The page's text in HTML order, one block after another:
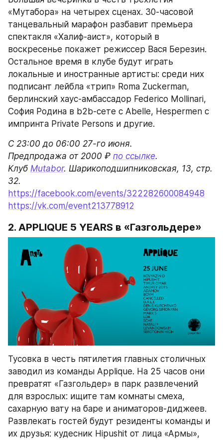
«Мутабора» на четырех сценах. 30-часовой
танцевальный марафон разбавит премьера
спектакля «Халиф-аист», который в
воскресенье покажет режиссер Вася Березин.
Остальное время в клубе будут играть
локальные и иностранные артисты: среди них
подписант лейбла «трип» Roma Zuckerman,
берлинский хаус-амбассадор Federico Mollinari,
София Родина в b2b-сете с Abelle, Hespermen с
импринта Private Persons и другие.
С 23:00 до 06:00 27-го июня.
Предпродажа от 2000 ₽ по ссылке.
Клуб Mutabor. Шарикоподшипниковская, 13, стр.
https://facebook.com/events/322282600084948
https://vk.com/event213778912
2. APPLIQUE 5 YEARS в «Газгольдере»
Тусовка в честь пятилетия главных столичных
заводил из команды Applique. На 25 часов они
превратят «Газгольдер» в парк развлечений
для взрослых: ищите там комнаты смеха,
сахарную вату на баре и аниматоров-диджеев.
Развлекать гостей будут резиденты команды и
их друзья: кудесник Hipushit от лица «Армы»,